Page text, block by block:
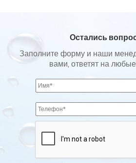
Остались
Заполните форму и наши
вами, ответят на